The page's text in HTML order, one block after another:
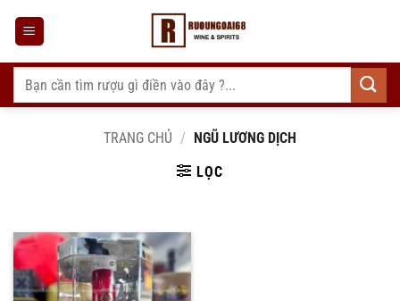
dung
Tìm
kiếm:
TRANG CHỦ / NGŨ LƯƠNG DỊCH
LỌC